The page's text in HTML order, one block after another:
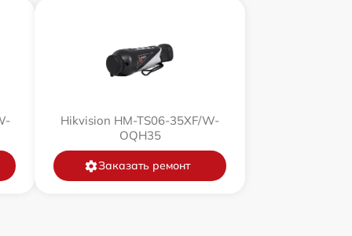
450 р
850 р
Hikvision HM-TS06-35XF/W-
OQH35
Заказать ремонт